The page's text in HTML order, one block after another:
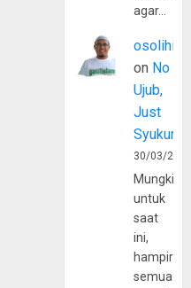
agar…
osolihin
on No
Ujub,
Just
Syukur
30/03/
Mungkin
untuk
saat
ini,
hampir
semua